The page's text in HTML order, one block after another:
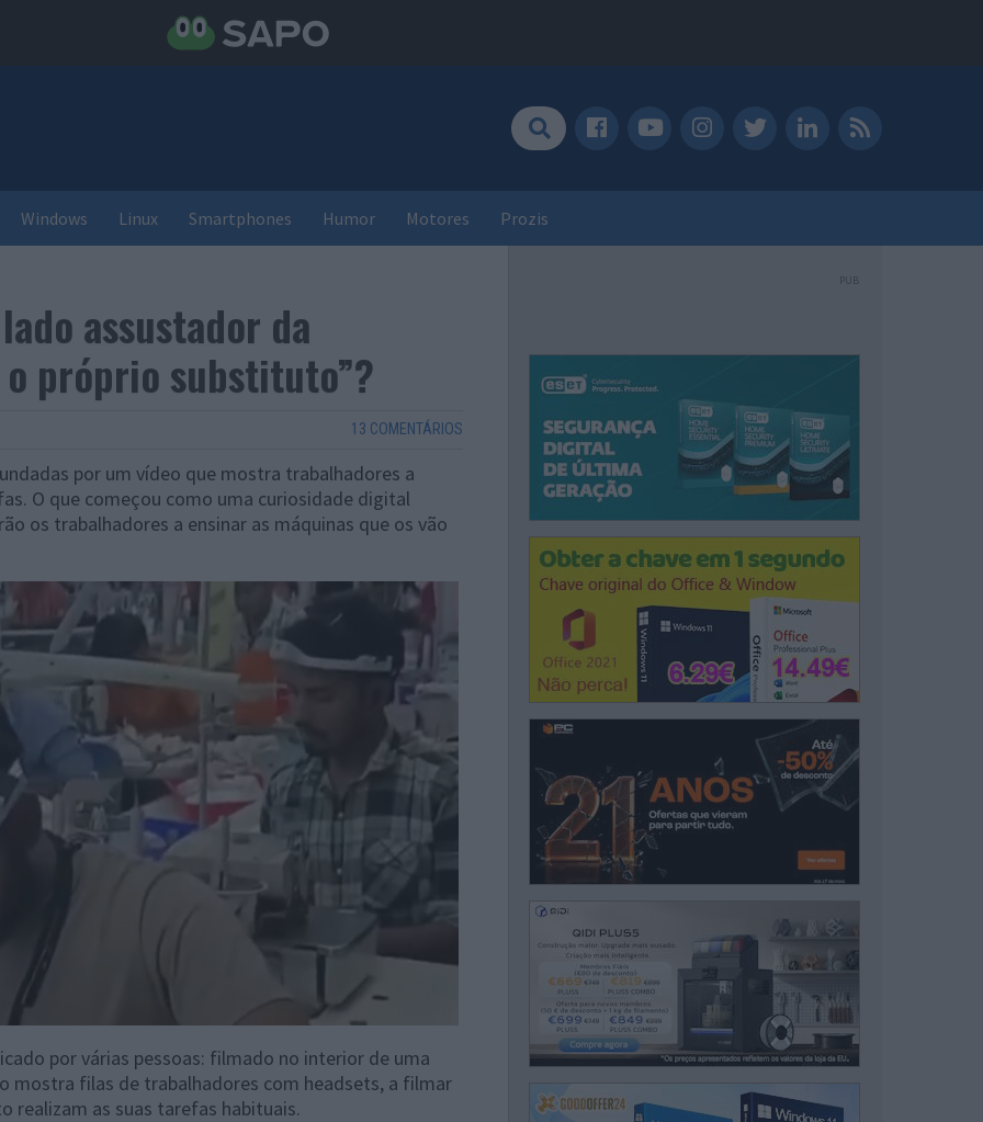
Windows Linux Smartphones Humor Motores Prozis
assustador da
próprio substituto”?
13 COMENTÁRIOS
por um vídeo que mostra trabalhadores a
O que começou como uma curiosidade digital
os trabalhadores a ensinar as máquinas que os vão
por várias pessoas: filmado no interior de uma
mostra filas de trabalhadores com headsets, a filmar
realizam as suas tarefas habituais.
PUB